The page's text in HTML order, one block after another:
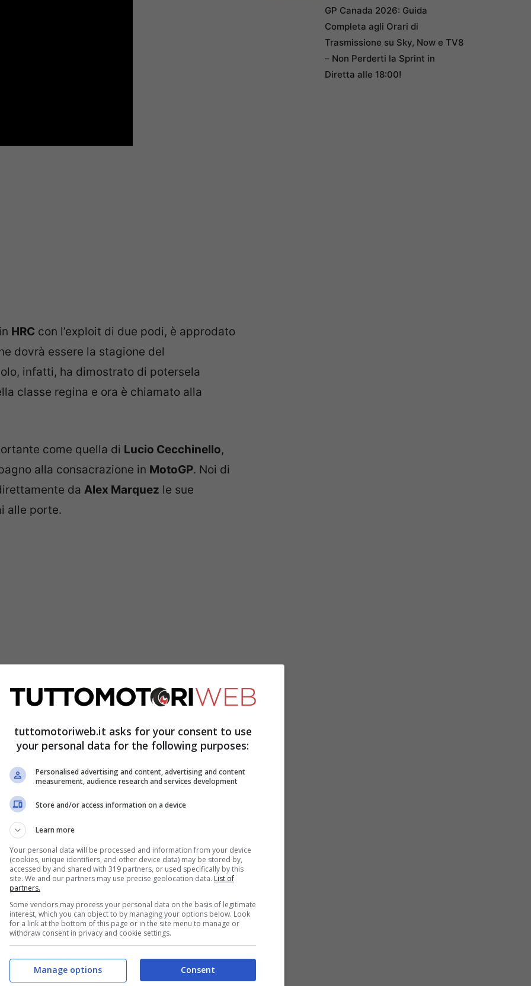
HRC con l’exploit di due podi, è approdato
dovrà essere la stagione del
infatti, ha dimostrato di potersela
classe regina e ora è chiamato alla
come quella di Lucio Cecchinello,
alla consacrazione in MotoGP. Noi di
da Alex Marquez le sue
alle porte.
team?
bello lavorare con questo team. C’è molta
è una cosa che, soprattutto in un test o in
importante. Il mio capo-tecnico Biffi è una
bene ciò di cui ha bisogno il pilota: la
tecnico. La mia prima impressione è stata
tante cose in cui devo migliorare,
di capire meglio le piste e come si
nuovo, insomma, gli aspetti sono
anno positivo, in cui ho potuto imparare
in gara, e onestamente è andata meglio
con due podi, compreso quello che ho
GP Canada 2026: Guida
Completa agli Orari di
Trasmissione su Sky, Now e TV8
– Non Perderti la Sprint in
Diretta alle 18:00!
tuttomotoriweb.it asks for your consent to use
your personal data for the following purposes:
Personalised advertising and content, advertising and content
measurement, audience research and services development
Store and/or access information on a device
Learn more
Your personal data will be processed and information from your device
(cookies, unique identifiers, and other device data) may be stored by,
accessed by and shared with 319 partners, or used specifically by this
site. We and our partners may use precise geolocation data. List of
partners.
Some vendors may process your personal data on the basis of legitimate
interest, which you can object to by managing your options below. Look
for a link at the bottom of this page or in the site menu to manage or
withdraw consent in privacy and cookie settings.
Consent
Manage options